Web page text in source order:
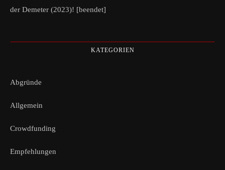
der Demeter (2023)! [beendet]
KATEGORIEN
Abgründe
Allgemein
Crowdfunding
Empfehlungen